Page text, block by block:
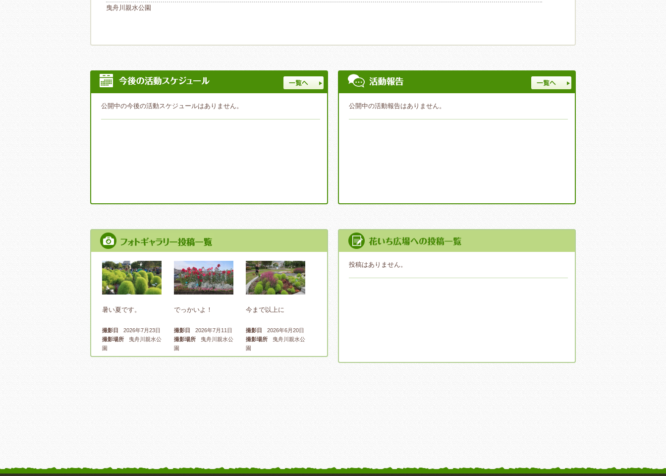
曳舟川親水公園
公開中の今後の活動スケジュールはありません。 公開中の活動報告はありません。
暑い夏です。
撮影日
2026年7月23日
撮影場所
曳舟川親水公
園
でっかいよ！
撮影日
2026年7月11日
撮影場所
曳舟川親水公
園
今まで以上に
撮影日
2026年6月20日
撮影場所
曳舟川親水公
園
投稿はありません。